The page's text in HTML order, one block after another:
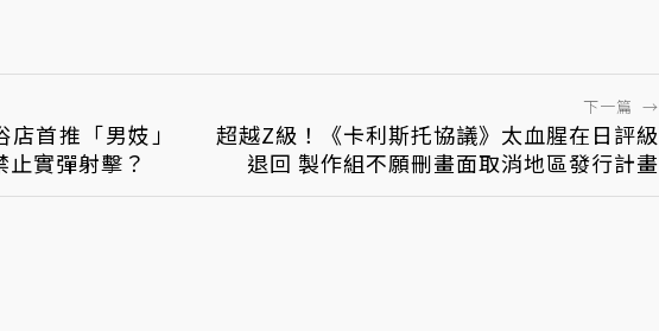
首推「男妓」
實彈射擊？
下一篇 →
超越Z級！《卡利斯托協議》太血腥在日評級
退回 製作組不願刪畫面取消地區發行計畫